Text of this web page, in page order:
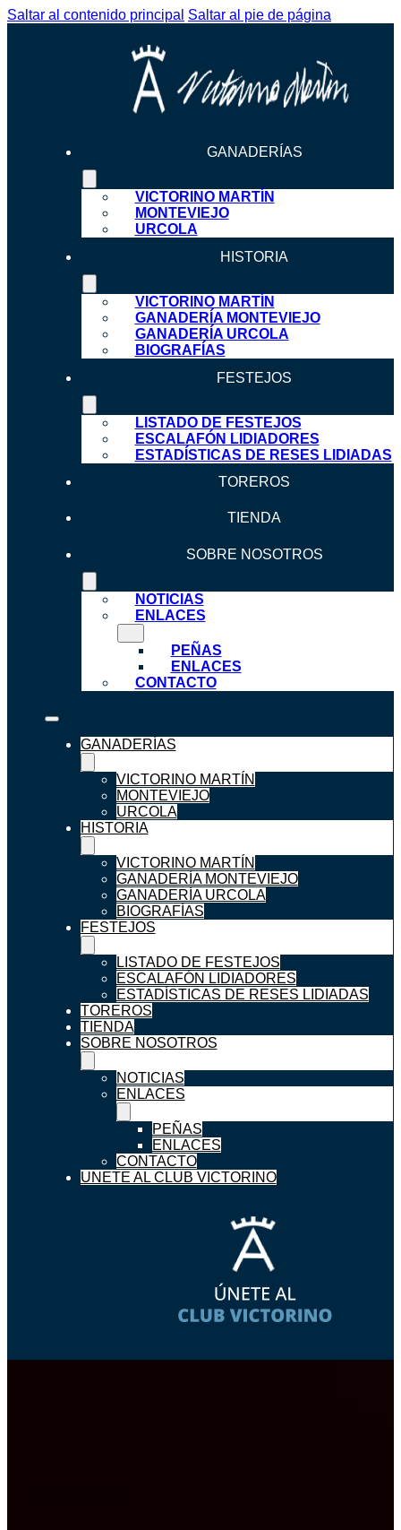
Saltar al contenido principal Saltar al pie de página
GANADERÍAS
VICTORINO MARTÍN
MONTEVIEJO
URCOLA
HISTORIA
VICTORINO MARTÍN
GANADERÍA MONTEVIEJO
GANADERÍA URCOLA
BIOGRAFÍAS
FESTEJOS
LISTADO DE FESTEJOS
ESCALAFÓN LIDIADORES
ESTADÍSTICAS DE RESES LIDIADAS
TOREROS
TIENDA
SOBRE NOSOTROS
NOTICIAS
ENLACES
PEÑAS
ENLACES
CONTACTO
GANADERÍAS
VICTORINO MARTÍN
MONTEVIEJO
URCOLA
HISTORIA
VICTORINO MARTÍN
GANADERÍA MONTEVIEJO
GANADERÍA URCOLA
BIOGRAFÍAS
FESTEJOS
LISTADO DE FESTEJOS
ESCALAFÓN LIDIADORES
ESTADÍSTICAS DE RESES LIDIADAS
TOREROS
TIENDA
SOBRE NOSOTROS
NOTICIAS
ENLACES
PEÑAS
ENLACES
CONTACTO
UNETE AL CLUB VICTORINO